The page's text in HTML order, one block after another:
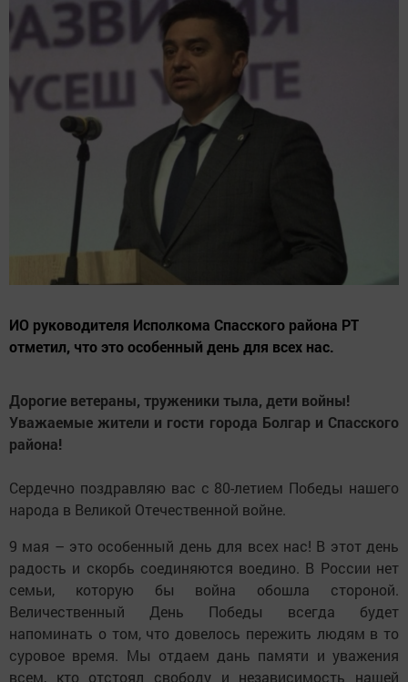
ИО руководителя Исполкома Спасского района РТ
отметил, что это особенный день для всех нас.
Дорогие ветераны, труженики тыла, дети войны!
Уважаемые жители и гости города Болгар и Спасского
района!
Сердечно поздравляю вас с 80-летием Победы нашего
народа в Великой Отечественной войне.
9 мая – это особенный день для всех нас! В этот день
радость и скорбь соединяются воедино. В России нет
семьи, которую бы война обошла стороной.
Величественный День Победы всегда будет
напоминать о том, что довелось пережить людям в то
суровое время. Мы отдаем дань памяти и уважения
всем, кто отстоял свободу и независимость нашей